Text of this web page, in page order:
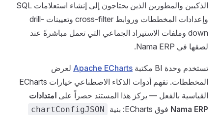
الذكيين والمطورين الذين يحتاجون إلى إنشاء استعلامات SQL
وإعدادات المخططات وروابط cross-filter وتعيينات drill-
down وملفات الاستيراد الجماعي التي تعمل مباشرةً عند
لصقها في Nama ERP.
تستخدم وحدة BI مكتبة Apache ECharts لعرض
المخططات. تفهم أدوات الذكاء الاصطناعي خيارات ECharts
القياسية بالفعل — يركز هذا المستند حصراً على امتدادات
Nama ERP فوق ECharts: بنية chartConfigJSON